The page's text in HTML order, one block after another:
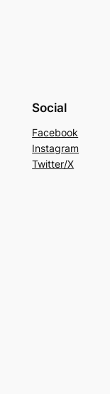
Social
Facebook
Instagram
Twitter/X